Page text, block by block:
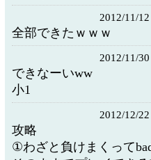
2012/11/
全部できたｗｗｗ
2012/11/
できなーいww
小1
2012/12/
攻略
①わざと負けまくって